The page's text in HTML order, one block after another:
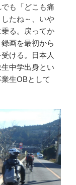
も「どこも痛
たね～、いや
る。戻ってか
画を最初から
ける。日本人
中学出身とい
生OBとして